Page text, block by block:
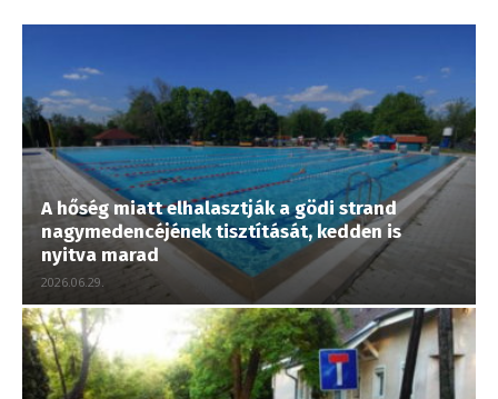
A hőség miatt elhalasztják a gödi strand
nagymedencéjének tisztítását, kedden is
nyitva marad
2026.06.29.